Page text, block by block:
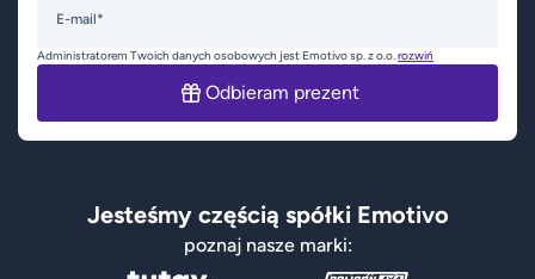
E-mail*
Administratorem Twoich danych osobowych jest Emotivo sp. z o.o.rozwiń
Odbieram prezent
Jesteśmy częścią spółki Emotivo
poznaj nasze marki: